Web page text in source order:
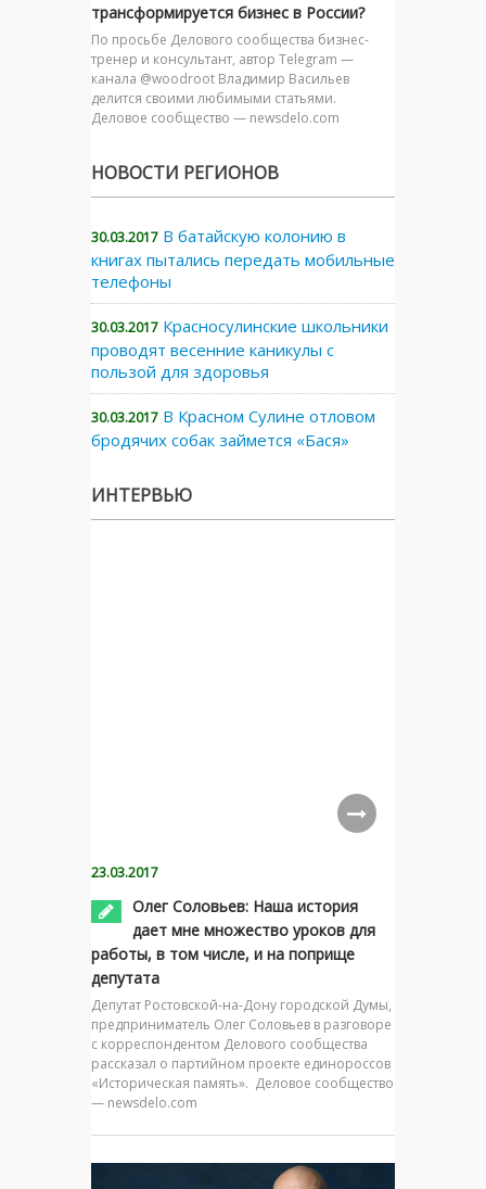
трансформируется бизнес в России?
По просьбе Делового сообщества бизнес-
тренер и консультант, автор Telegram —
канала @woodroot Владимир Васильев
делится своими любимыми статьями.
Деловое сообщество — newsdelo.com
НОВОСТИ РЕГИОНОВ
30.03.2017 В батайскую колонию в
книгах пытались передать мобильные
телефоны
30.03.2017 Красносулинские школьники
проводят весенние каникулы с
пользой для здоровья
30.03.2017 В Красном Сулине отловом
бродячих собак займется «Бася»
ИНТЕРВЬЮ
23.03.2017
Олег Соловьев: Наша история
дает мне множество уроков для
работы, в том числе, и на поприще
депутата
Депутат Ростовской-на-Дону городской Думы,
предприниматель Олег Соловьев в разговоре
с корреспондентом Делового сообщества
рассказал о партийном проекте единороссов
«Историческая память». Деловое сообщество
— newsdelo.com